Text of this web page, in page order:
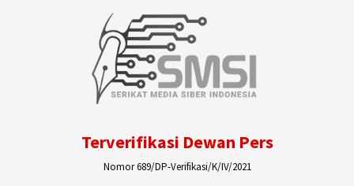
Terverifikasi Dewan Pers
Nomor 689/DP-Verifikasi/K/IV/2021